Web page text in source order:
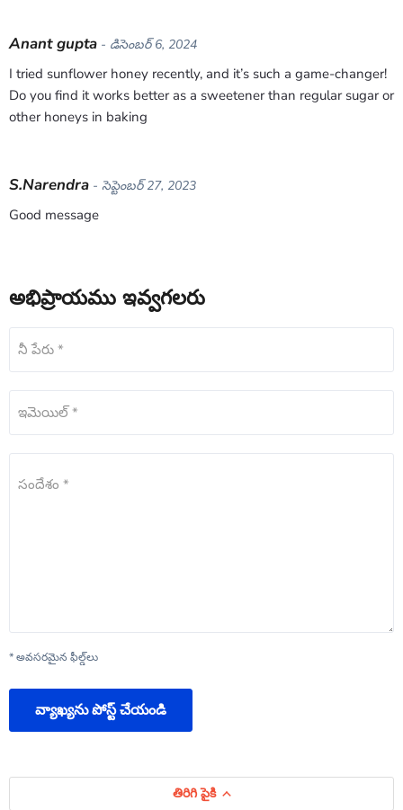
Anant gupta - డిసెంబర్ 6, 2024
I tried sunflower honey recently, and it’s such a game-changer!
Do you find it works better as a sweetener than regular sugar or
other honeys in baking
S.Narendra - సెప్టెంబర్ 27, 2023
Good message
అభిప్రాయము ఇవ్వగలరు
నీ పేరు *
ఇమెయిల్ *
సందేశం *
* అవసరమైన ఫీల్డ్‌లు
వ్యాఖ్యను పోస్ట్ చేయండి
తిరిగి పైకి